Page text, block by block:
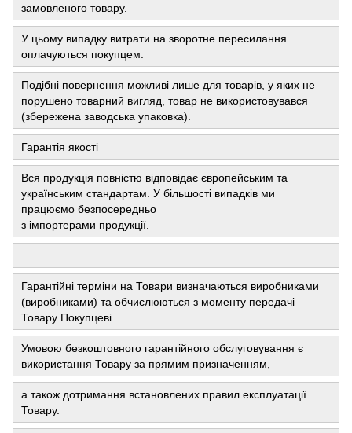
замовленого товару.
У цьому випадку витрати на зворотне пересилання
оплачуються покупцем.
Подібні повернення можливі лише для товарів, у яких не
порушено товарний вигляд, товар не використовувався
(збережена заводська упаковка).
Гарантія якості
Вся продукція повністю відповідає європейським та
українським стандартам. У більшості випадків ми
працюємо безпосередньо
з імпортерами продукції.
Гарантійні терміни на Товари визначаються виробниками
(виробниками) та обчислюються з моменту передачі
Товару Покупцеві.
Умовою безкоштовного гарантійного обслуговування є
використання Товару за прямим призначенням,
а також дотримання встановлених правил експлуатації
Товару.